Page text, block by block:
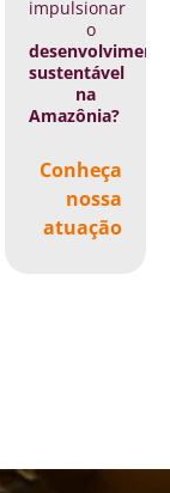
impulsionar
o
sustentável
na
Amazônia?
Conheça
nossa
atuação